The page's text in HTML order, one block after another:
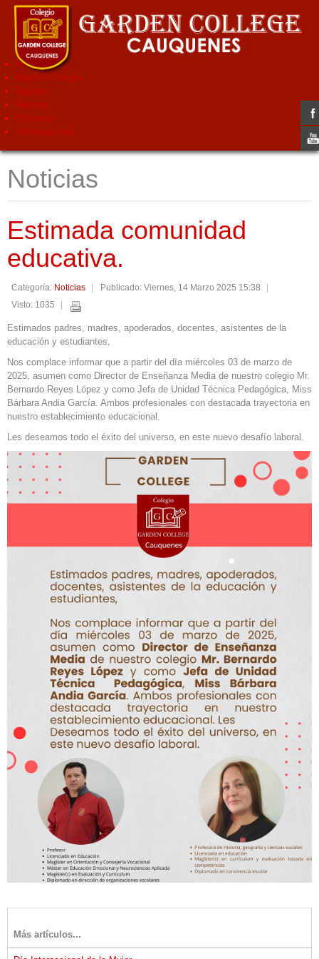
Home
Nuestro Colegio
Equipos
Noticias
Contacto
Informaciones
Noticias
Estimada comunidad
educativa.
Categoría: Noticias
Publicado: Viernes, 14 Marzo 2025 15:38
Visto: 1035
Estimados padres, madres, apoderados, docentes, asistentes de la
educación y estudiantes,
Nos complace informar que a partir del día miércoles 03 de marzo de
2025, asumen como Director de Enseñanza Media de nuestro colegio Mr.
Bernardo Reyes López y como Jefa de Unidad Técnica Pedagógica, Miss
Bárbara Andia García. Ambos profesionales con destacada trayectoria en
nuestro establecimiento educacional.
Les deseamos todo el éxito del universo, en este nuevo desafío laboral.
Más artículos...